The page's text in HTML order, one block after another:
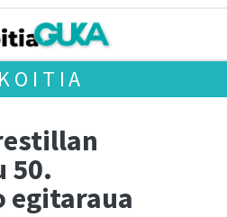
50.
egitaraua